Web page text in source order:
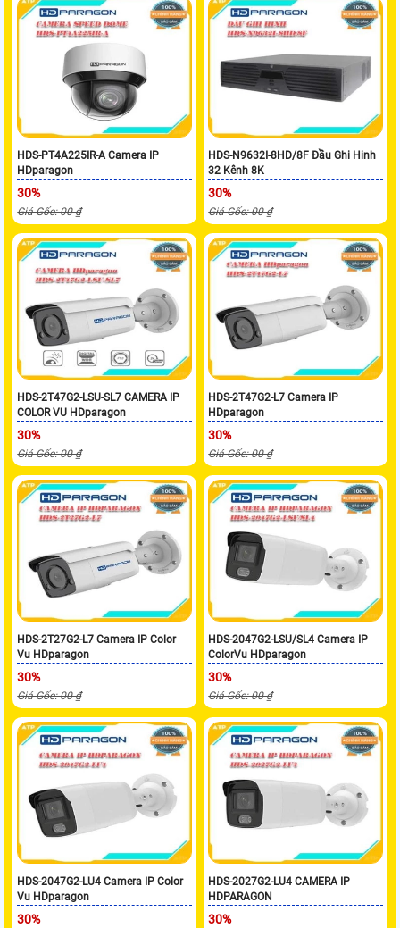
HDS-PT4A225IR-A Camera IP
HDparagon
30%
Giá Gốc: 00 ₫
HDS-N9632I-8HD/8F Đầu Ghi Hinh
32 Kênh 8K
30%
Giá Gốc: 00 ₫
HDS-2T47G2-LSU-SL7 CAMERA IP
COLOR VU HDparagon
30%
Giá Gốc: 00 ₫
HDS-2T47G2-L7 Camera IP
HDparagon
30%
Giá Gốc: 00 ₫
HDS-2T27G2-L7 Camera IP Color
Vu HDparagon
30%
Giá Gốc: 00 ₫
HDS-2047G2-LSU/SL4 Camera IP
ColorVu HDparagon
30%
Giá Gốc: 00 ₫
HDS-2047G2-LU4 Camera IP Color
Vu HDparagon
30%
HDS-2027G2-LU4 CAMERA IP
HDPARAGON
30%